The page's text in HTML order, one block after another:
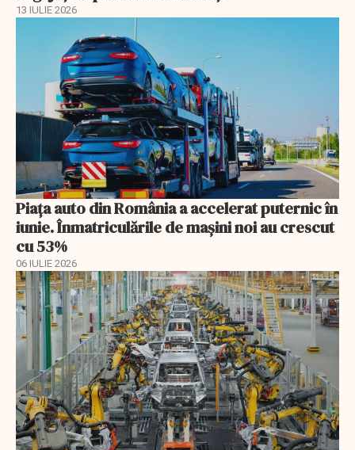
13 IULIE 2026
Piața auto din România a accelerat puternic în
iunie. Înmatriculările de mașini noi au crescut
cu 53%
06 IULIE 2026